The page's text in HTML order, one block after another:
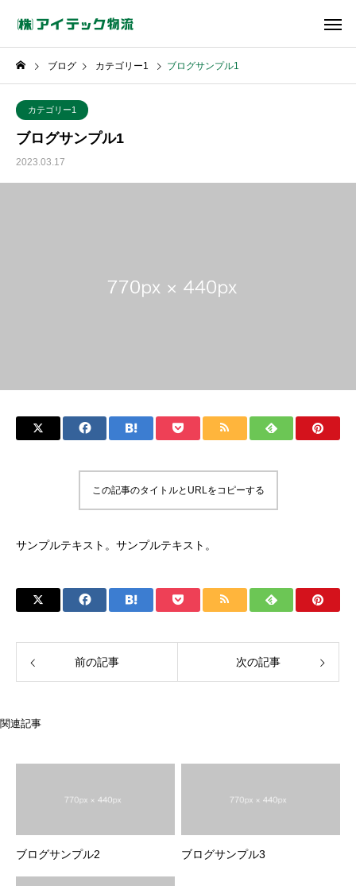
ブログ カテゴリー1 ブログサンプル1
カテゴリー1
ブログサンプル1
2023.03.17
この記事のタイトルとURLをコピーする
サンプルテキスト。サンプルテキスト。
前の記事 次の記事
関連記事
ブログサンプル2 ブログサンプル3